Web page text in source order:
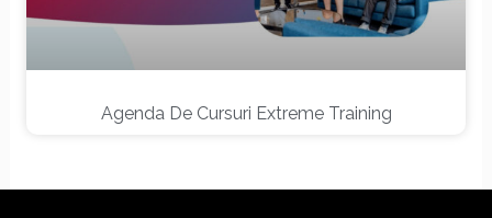
Agenda De Cursuri Extreme Training